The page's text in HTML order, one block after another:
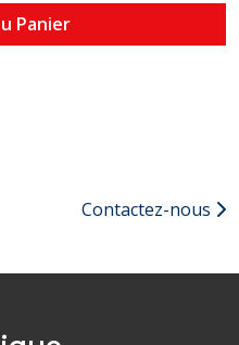
Panier
Contactez-nous